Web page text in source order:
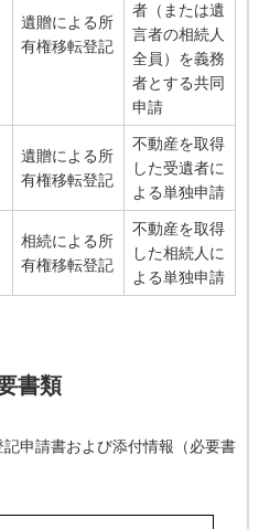
遺贈による所
有権移転登記
者（または遺
言者の相続人
全員）を義務
者とする共同
申請
遺贈による所
有権移転登記
不動産を取得
した受遺者に
よる単独申請
相続による所
有権移転登記
不動産を取得
した相続人に
よる単独申請
書類
申請書および添付情報（必要書